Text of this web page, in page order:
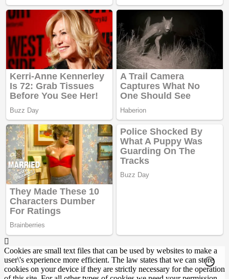
Cookies are small text files that can be used by websites to make a
user\'s experience more efficient. The law states that we can store
cookies on your device if they are strictly necessary for the operation